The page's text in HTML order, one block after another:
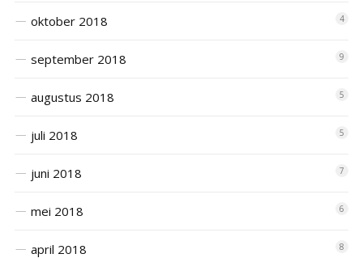
oktober 2018 4
september 2018 9
augustus 2018 5
juli 2018 5
juni 2018 7
mei 2018 6
april 2018 8